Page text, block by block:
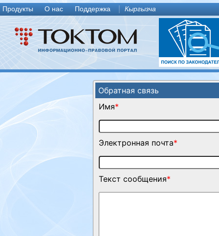
Продукты О нас Поддержка Кыргызча
Обратная связь
Имя*
Электронная почта*
Текст сообщения*